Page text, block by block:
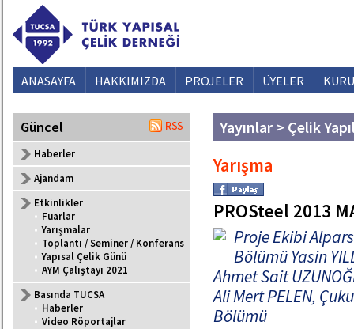
ANASAYFA HAKKIMIZDA PROJELER ÜYELER
Güncel
Haberler
Ajandam
Etkinlikler
• Fuarlar
• Yarışmalar
• Toplantı / Seminer / Konferans
• Yapısal Çelik Günü
• AYM Çalıştayı 2021
Basında TUCSA
• Haberler
• Video Röportajlar
Yayınlar > Çelik
Yarışma
PROSteel 2013
Proje Ekibi
Bölümü Yasin
Ahmet Sait
Ali Mert PELEN,
Bölümü